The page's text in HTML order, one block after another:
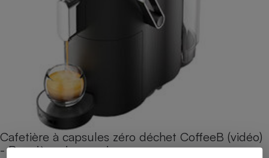
Cafetière à capsules zéro déchet CoffeeB (vidéo)
- Premières impressions